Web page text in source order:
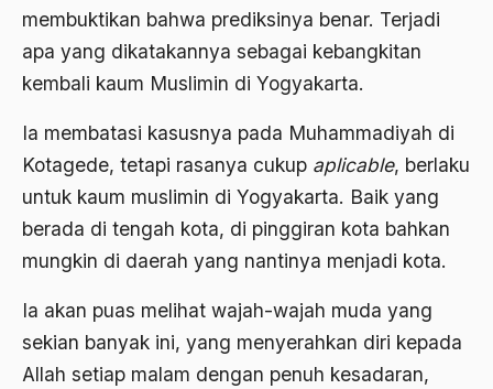
membuktikan bahwa prediksinya benar. Terjadi
apa yang dikatakannya sebagai kebangkitan
kembali kaum Muslimin di Yogyakarta.
Ia membatasi kasusnya pada Muhammadiyah di
Kotagede, tetapi rasanya cukup aplicable, berlaku
untuk kaum muslimin di Yogyakarta. Baik yang
berada di tengah kota, di pinggiran kota bahkan
mungkin di daerah yang nantinya menjadi kota.
Ia akan puas melihat wajah-wajah muda yang
sekian banyak ini, yang menyerahkan diri kepada
Allah setiap malam dengan penuh kesadaran,
Ahimsa
Ahli
ahli fikih
Ahli Ilmu Agama
Ahli waris
ahlul sunnah wal jamaah
Ahlussunnah
Ahlussunnah Wal jamaah
Ahmad Benbella